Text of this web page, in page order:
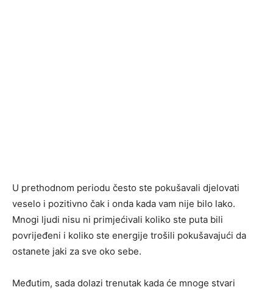
U prethodnom periodu često ste pokušavali djelovati
veselo i pozitivno čak i onda kada vam nije bilo lako.
Mnogi ljudi nisu ni primjećivali koliko ste puta bili
povrijeđeni i koliko ste energije trošili pokušavajući da
ostanete jaki za sve oko sebe.
Međutim, sada dolazi trenutak kada će mnoge stvari